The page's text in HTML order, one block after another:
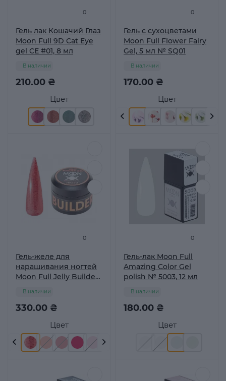
0
Гель лак Кошачий Глаз
Moon Full 9D Cat Eye
gel CE #01, 8 мл
Цвет
210.00 ₴
В наличии
0
Гель с сухоцветами
Moon Full Flower Fairy
Gel, 5 мл № SQ01
Цвет
170.00 ₴
В наличии
0
Гель-желе для
наращивания ногтей
Moon Full Jelly Builder
Цвет
330.00 ₴
В наличии
0
Гель-лак Moon Full
Amazing Color Gel
polish № 5003, 12 мл
Цвет
180.00 ₴
В наличии